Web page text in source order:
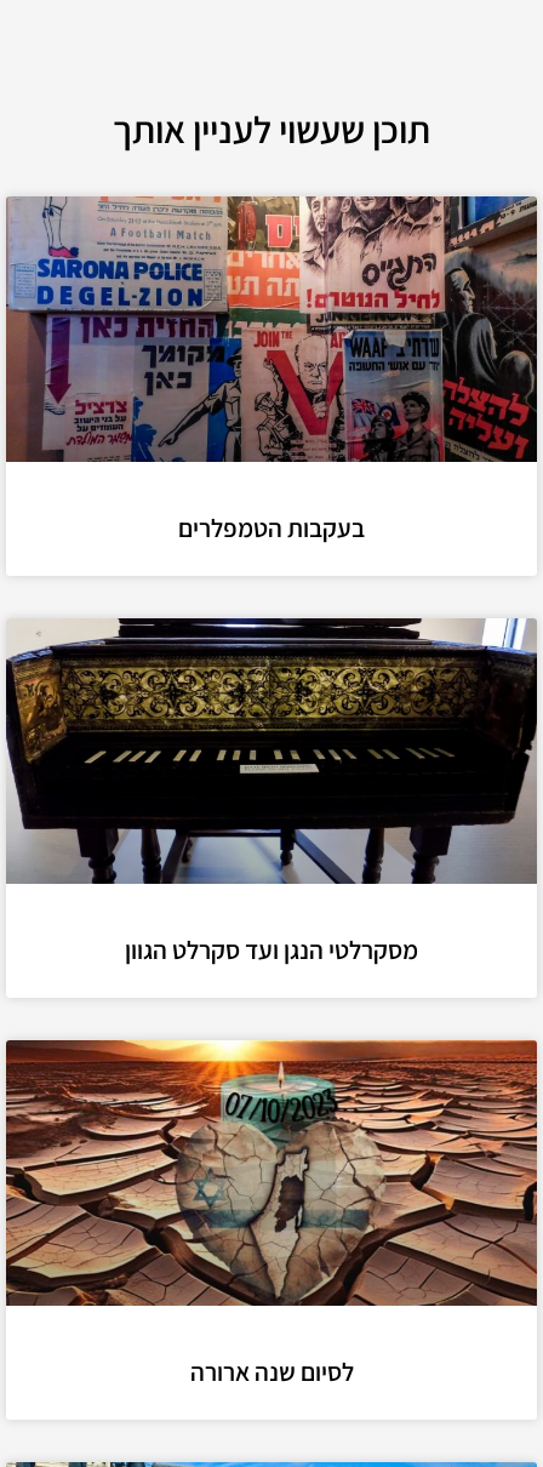
תוכן שעשוי לעניין אותך
בעקבות הטמפלרים
מסקרלטי הנגן ועד סקרלט הגוון
לסיום שנה ארורה